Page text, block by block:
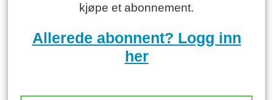
kjøpe et abonnement.
Allerede abonnent? Logg inn
her